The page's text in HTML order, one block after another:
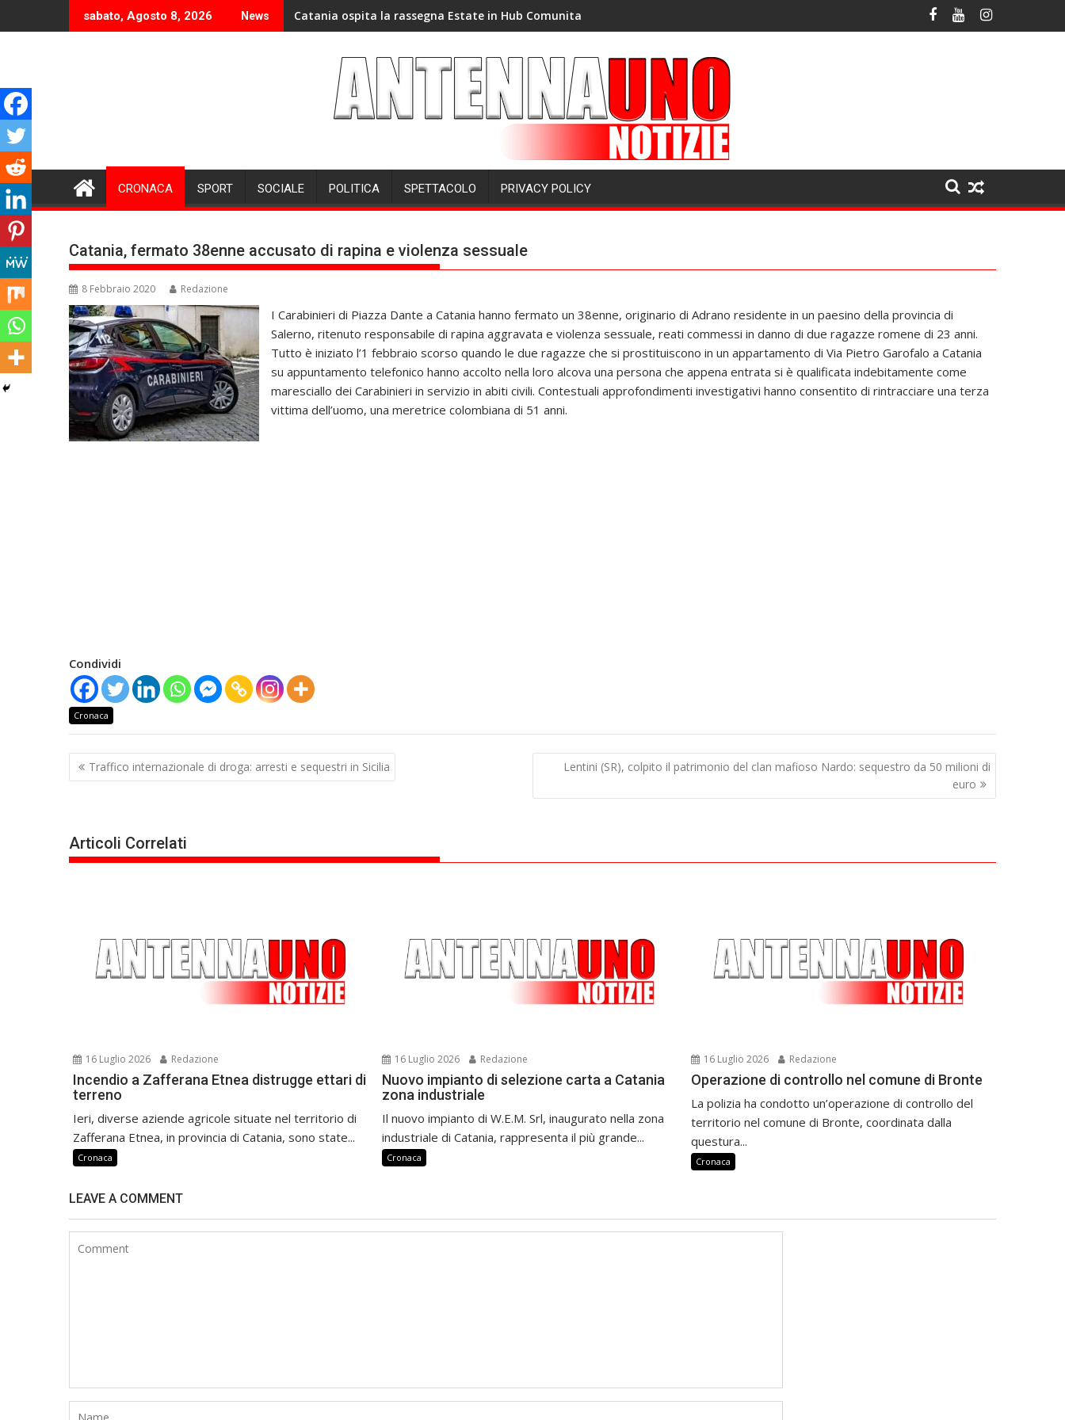
to
sabato, Agosto 8, 2026 News Catania ospita la rassegna Estate in Hub Comunita
CRONACA SPORT SOCIALE POLITICA SPETTACOLO PRIVACY POLICY
Catania, fermato 38enne accusato di rapina e violenza sessuale
8 Febbraio 2020 Redazione
I Carabinieri di Piazza Dante a Catania hanno fermato un 38enne, originario di Adrano residente in un paesino della provincia di
Salerno, ritenuto responsabile di rapina aggravata e violenza sessuale, reati commessi in danno di due ragazze romene di 23 anni.
Tutto è iniziato l’1 febbraio scorso quando le due ragazze che si prostituiscono in un appartamento di Via Pietro Garofalo a Catania
su appuntamento telefonico hanno accolto nella loro alcova una persona che appena entrata si è qualificata indebitamente come
maresciallo dei Carabinieri in servizio in abiti civili. Contestuali approfondimenti investigativi hanno consentito di rintracciare una terza
vittima dell’uomo, una meretrice colombiana di 51 anni.
Condividi
Cronaca
Navigazione
articoli
Traffico internazionale di droga: arresti e sequestri in Sicilia
Lentini (SR), colpito il patrimonio del clan mafioso Nardo: sequestro da 50 milioni di
euro
Articoli Correlati
16 Luglio 2026 Redazione
Incendio a Zafferana Etnea distrugge ettari di
terreno
Ieri, diverse aziende agricole situate nel territorio di
Zafferana Etnea, in provincia di Catania, sono state...
Cronaca
16 Luglio 2026 Redazione
Nuovo impianto di selezione carta a Catania
zona industriale
Il nuovo impianto di W.E.M. Srl, inaugurato nella zona
industriale di Catania, rappresenta il più grande...
Cronaca
16 Luglio 2026 Redazione
Operazione di controllo nel comune di Bronte
La polizia ha condotto un’operazione di controllo del
territorio nel comune di Bronte, coordinata dalla
questura...
Cronaca
LEAVE A COMMENT